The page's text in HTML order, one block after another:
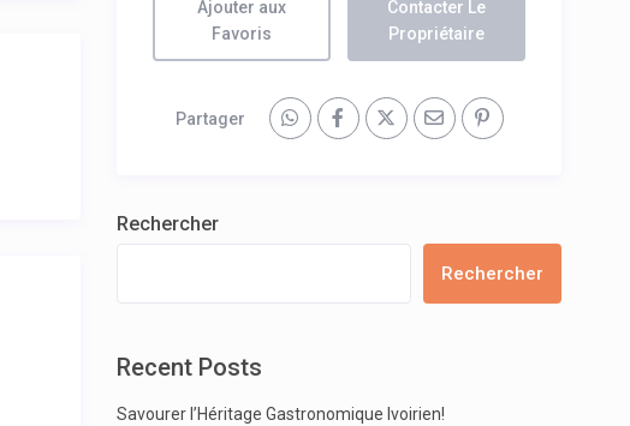
Ajouter aux
Favoris
Contacter Le
Propriétaire
Partager
Rechercher
Rechercher
Recent Posts
Savourer l’Héritage Gastronomique Ivoirien!